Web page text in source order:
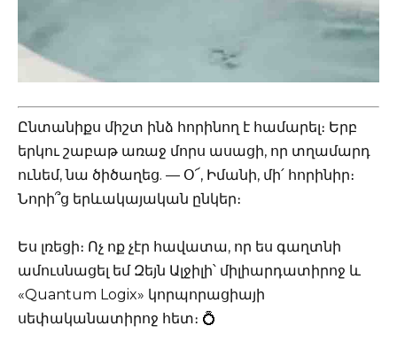
Ընտանիքս միշտ ինձ հորինող է համարել։ Երբ
երկու շաբաթ առաջ մորս ասացի, որ տղամարդ
ունեմ, նա ծիծաղեց. — Օ՜, Իմանի, մի՛ հորինիր։
Նորի՞ց երևակայական ընկեր։
Ես լռեցի։ Ոչ ոք չէր հավատա, որ ես գաղտնի
ամուսնացել եմ Զեյն Ալջիլի՝ միլիարդատիրոջ և
«Quantum Logix» կորպորացիայի
սեփականատիրոջ հետ։ 💍